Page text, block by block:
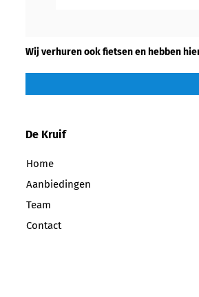
Wij verhuren ook fietsen en hebben
De Kruif
Home
Aanbiedingen
Team
Contact